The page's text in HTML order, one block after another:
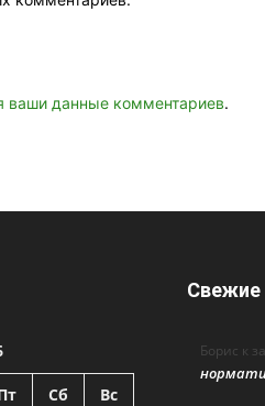
ваши данные комментариев.
Сб Вс
Свежие
Борис к